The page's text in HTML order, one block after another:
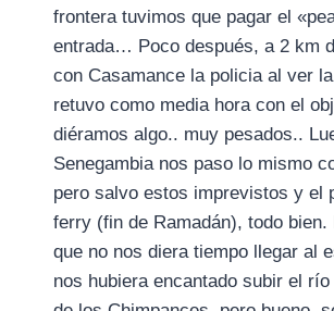
frontera tuvimos que pagar el
entrada… Poco después, a 2 km
con Casamance la policia al ver
retuvo como media hora con el
diéramos algo.. muy pesados..
Senegambia nos paso lo mismo
pero salvo estos imprevistos y el
ferry (fin de Ramadán), todo bien.
que no nos diera tiempo llegar al
nos hubiera encantado subir el